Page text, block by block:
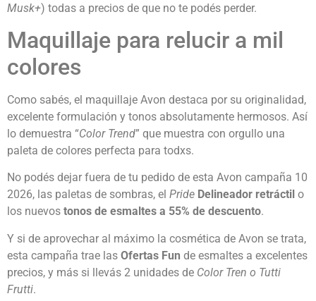
Musk+) todas a precios de que no te podés perder.
Maquillaje para relucir a mil
colores
Como sabés, el maquillaje Avon destaca por su originalidad,
excelente formulación y tonos absolutamente hermosos. Así
lo demuestra “Color Trend” que muestra con orgullo una
paleta de colores perfecta para todxs.
No podés dejar fuera de tu pedido de esta Avon campaña 10
2026, las paletas de sombras, el Pride Delineador retráctil o
los nuevos tonos de esmaltes a 55% de descuento.
Y si de aprovechar al máximo la cosmética de Avon se trata,
esta campaña trae las Ofertas Fun de esmaltes a excelentes
precios, y más si llevás 2 unidades de Color Tren o Tutti
Frutti.